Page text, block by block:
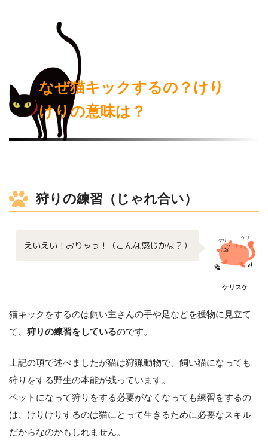
なぜ猫キックするの？けり
けりの意味は？
狩りの練習（じゃれ合い）
えいえい！おりゃっ！（こんな感じかな？）
ケリスケ
猫キックをするのは飼い主さんの手や足などを獲物に見立て
て、 狩りの練習をしているのです。
上記の項で述べましたが猫は狩猟動物で、飼い猫になっても
狩りをする野生の本能が残っています。
ペットになって狩りをする必要がなくなっても練習をするの
は、けりけりするのは猫にとって生きるために必要なスキル
だからなのかもしれません。